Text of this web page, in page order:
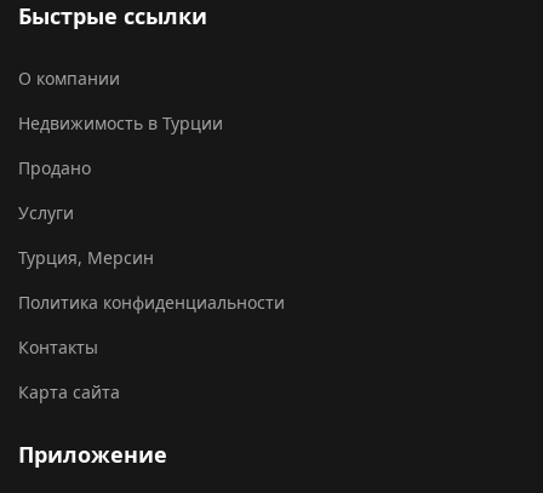
Быстрые ссылки
О компании
Недвижимость в Турции
Продано
Услуги
Турция, Мерсин
Политика конфиденциальности
Контакты
Карта сайта
Приложение